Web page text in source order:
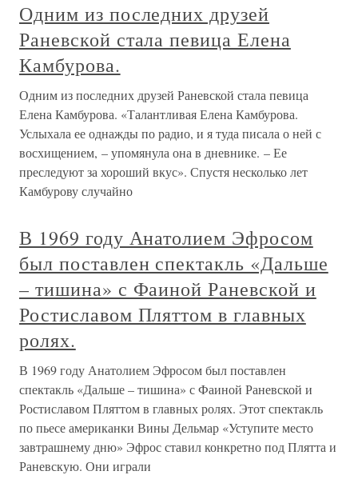
Одним из последних друзей
Раневской стала певица Елена
Камбурова.
Одним из последних друзей Раневской стала певица
Елена Камбурова. «Талантливая Елена Камбурова.
Услыхала ее однажды по радио, и я туда писала о ней с
восхищением, – упомянула она в дневнике. – Ее
преследуют за хороший вкус». Спустя несколько лет
Камбурову случайно
В 1969 году Анатолием Эфросом
был поставлен спектакль «Дальше
– тишина» с Фаиной Раневской и
Ростиславом Пляттом в главных
ролях.
В 1969 году Анатолием Эфросом был поставлен
спектакль «Дальше – тишина» с Фаиной Раневской и
Ростиславом Пляттом в главных ролях. Этот спектакль
по пьесе американки Вины Дельмар «Уступите место
завтрашнему дню» Эфрос ставил конкретно под Плятта и
Раневскую. Они играли